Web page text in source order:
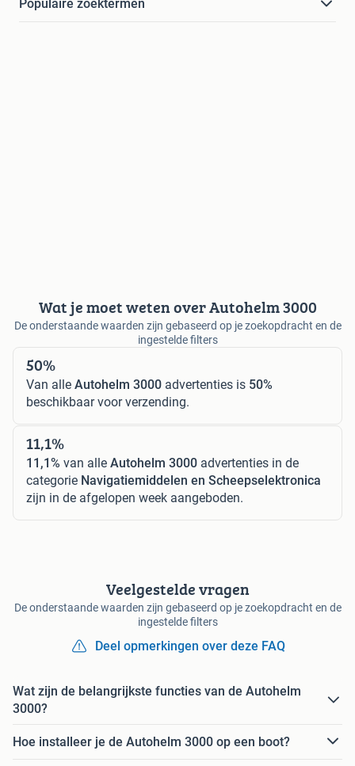
Populaire zoektermen
Wat je moet weten over Autohelm 3000
De onderstaande waarden zijn gebaseerd op je zoekopdracht en de
ingestelde filters
50%
Van alle Autohelm 3000 advertenties is 50%
beschikbaar voor verzending.
11,1%
11,1% van alle Autohelm 3000 advertenties in de
categorie Navigatiemiddelen en Scheepselektronica
zijn in de afgelopen week aangeboden.
Veelgestelde vragen
De onderstaande waarden zijn gebaseerd op je zoekopdracht en de
ingestelde filters
Deel opmerkingen over deze FAQ
Wat zijn de belangrijkste functies van de Autohelm
3000?
Hoe installeer je de Autohelm 3000 op een boot?